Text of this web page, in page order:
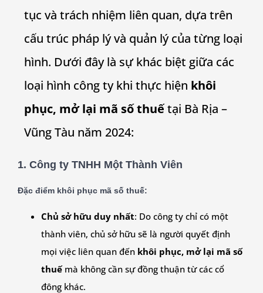
tục và trách nhiệm liên quan, dựa trên
cấu trúc pháp lý và quản lý của từng loại
hình. Dưới đây là sự khác biệt giữa các
loại hình công ty khi thực hiện khôi
phục, mở lại mã số thuếtại Bà Rịa –
Vũng Tàu năm 2024:
1. Công ty TNHH Một Thành Viên
Đặc điểm khôi phục mã số thuế:
Chủ sở hữu duy nhất: Do công ty chỉ có một
thành viên, chủ sở hữu sẽ là người quyết định
mọi việc liên quan đến khôi phục, mở lại mã số
thuếmà không cần sự đồng thuận từ các cổ
đông khác.